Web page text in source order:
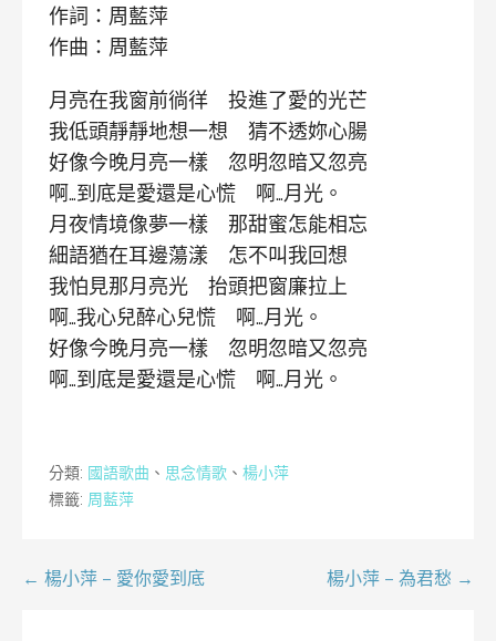
作詞：周藍萍
作曲：周藍萍
月亮在我窗前徜徉 投進了愛的光芒
我低頭靜靜地想一想 猜不透妳心腸
好像今晚月亮一樣 忽明忽暗又忽亮
啊…到底是愛還是心慌 啊…月光。
月夜情境像夢一樣 那甜蜜怎能相忘
細語猶在耳邊蕩漾 怎不叫我回想
我怕見那月亮光 抬頭把窗廉拉上
啊…我心兒醉心兒慌 啊…月光。
好像今晚月亮一樣 忽明忽暗又忽亮
啊…到底是愛還是心慌 啊…月光。
分類: 國語歌曲 、 思念情歌 、 楊小萍
標籤: 周藍萍
文← 楊小萍 – 愛你愛到底 楊小萍 – 為君愁 →